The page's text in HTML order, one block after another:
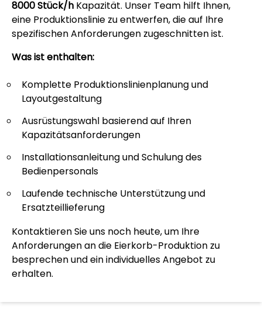
8000 Stück/h Kapazität. Unser Team hilft Ihnen,
eine Produktionslinie zu entwerfen, die auf Ihre
spezifischen Anforderungen zugeschnitten ist.
Was ist enthalten:
Komplette Produktionslinienplanung und
Layoutgestaltung
Ausrüstungswahl basierend auf Ihren
Kapazitätsanforderungen
Installationsanleitung und Schulung des
Bedienpersonals
Laufende technische Unterstützung und
Ersatzteillieferung
Kontaktieren Sie uns noch heute, um Ihre
Anforderungen an die Eierkorb-Produktion zu
besprechen und ein individuelles Angebot zu
erhalten.